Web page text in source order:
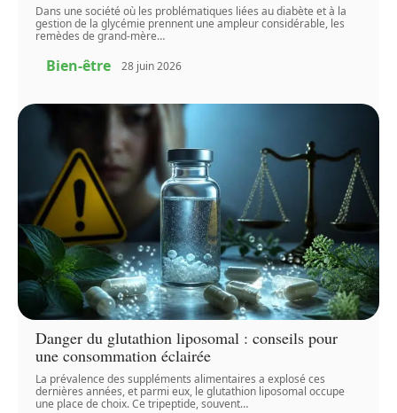
Dans une société où les problématiques liées au diabète et à la
gestion de la glycémie prennent une ampleur considérable, les
remèdes de grand-mère…
Bien-être 28 juin 2026
Danger du glutathion liposomal : conseils pour
une consommation éclairée
La prévalence des suppléments alimentaires a explosé ces
dernières années, et parmi eux, le glutathion liposomal occupe
une place de choix. Ce tripeptide, souvent…